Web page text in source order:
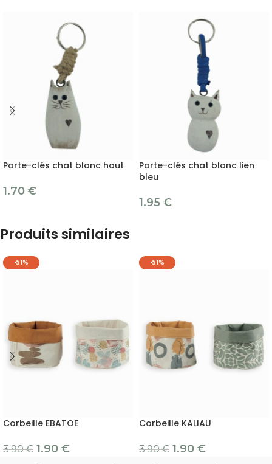
Porte-clés chat blanc haut
1.70 €
Porte-clés chat blanc lien
bleu
1.95 €
Produits similaires
-51%
Corbeille EBATOE
3.90€ 1.90 €
-51%
Corbeille KALIAU
3.90€ 1.90 €